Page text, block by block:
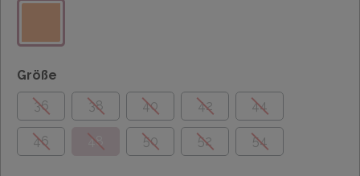
Größe
36
38 40 42 44
46 48 50 52 54